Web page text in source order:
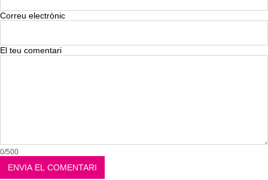
Correu electrònic
El teu comentari
0/500